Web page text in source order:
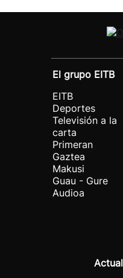
El grupo EITB
EITB
Deportes
Televisión a la
carta
Primeran
Gaztea
Makusi
Guau - Gure
Audioa